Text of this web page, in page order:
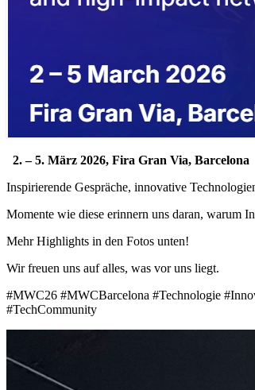
2. – 5. März 2026, Fira Gran Via, Barcelona
Inspirierende Gespräche, innovative
Momente wie diese erinnern uns daran, warum
Mehr Highlights in den Fotos unten!
Wir freuen uns auf alles, was vor uns liegt.
#MWC26 #MWCBarcelona #Technologie
#TechCommunity